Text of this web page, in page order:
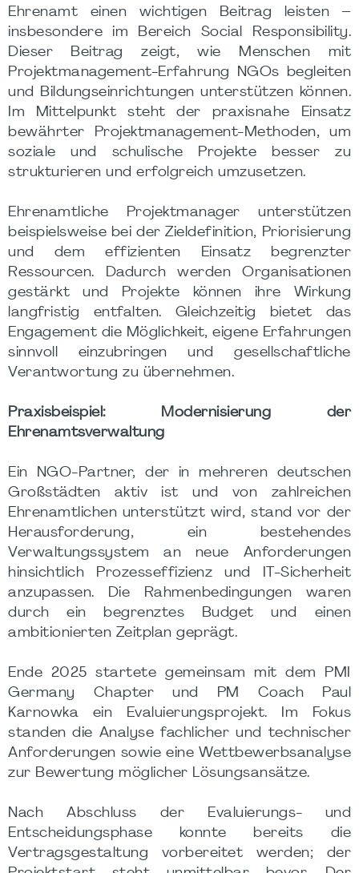
Ehrenamt einen wichtigen Beitrag leisten –
insbesondere im Bereich Social Responsibility.
Dieser Beitrag zeigt, wie Menschen mit
Projektmanagement-Erfahrung NGOs begleiten
und Bildungseinrichtungen unterstützen können.
Im Mittelpunkt steht der praxisnahe Einsatz
bewährter Projektmanagement-Methoden, um
soziale und schulische Projekte besser zu
strukturieren und erfolgreich umzusetzen.
Ehrenamtliche Projektmanager unterstützen
beispielsweise bei der Zieldefinition, Priorisierung
und dem effizienten Einsatz begrenzter
Ressourcen. Dadurch werden Organisationen
gestärkt und Projekte können ihre Wirkung
langfristig entfalten. Gleichzeitig bietet das
Engagement die Möglichkeit, eigene Erfahrungen
sinnvoll einzubringen und gesellschaftliche
Verantwortung zu übernehmen.
Praxisbeispiel: Modernisierung der
Ehrenamtsverwaltung
Ein NGO-Partner, der in mehreren deutschen
Großstädten aktiv ist und von zahlreichen
Ehrenamtlichen unterstützt wird, stand vor der
Herausforderung, ein bestehendes
Verwaltungssystem an neue Anforderungen
hinsichtlich Prozesseffizienz und IT-Sicherheit
anzupassen. Die Rahmenbedingungen waren
durch ein begrenztes Budget und einen
ambitionierten Zeitplan geprägt.
Ende 2025 startete gemeinsam mit dem PMI
Germany Chapter und PM Coach Paul
Karnowka ein Evaluierungsprojekt. Im Fokus
standen die Analyse fachlicher und technischer
Anforderungen sowie eine Wettbewerbsanalyse
zur Bewertung möglicher Lösungsansätze.
Nach Abschluss der Evaluierungs- und
Entscheidungsphase konnte bereits die
Vertragsgestaltung vorbereitet werden; der